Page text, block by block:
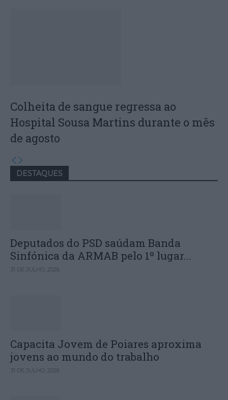
Colheita de sangue regressa ao
Hospital Sousa Martins durante o mês
de agosto
DESTAQUES
Deputados do PSD saúdam Banda
Sinfónica da ARMAB pelo 1º lugar...
31 DE JULHO, 2026
Capacita Jovem de Poiares aproxima
jovens ao mundo do trabalho
31 DE JULHO, 2026